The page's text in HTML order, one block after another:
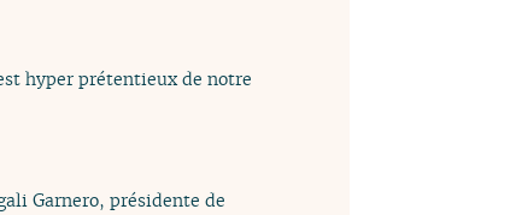
hyper prétentieux de notre
Garnero, présidente de